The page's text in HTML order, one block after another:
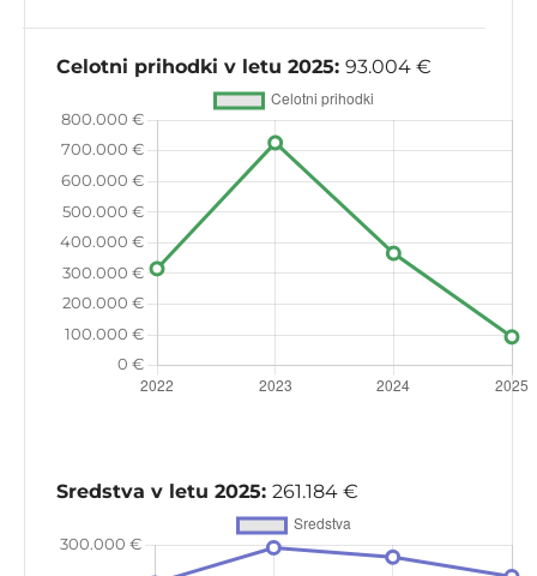
Celotni prihodki v letu 2025: 93.004 €
Sredstva v letu 2025: 261.184 €